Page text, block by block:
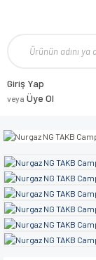
Giriş Yap
veya Üye Ol